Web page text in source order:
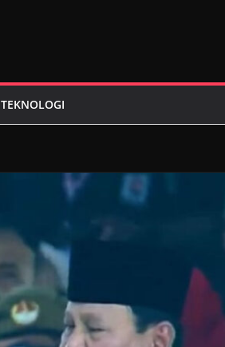
TEKNOLOGI